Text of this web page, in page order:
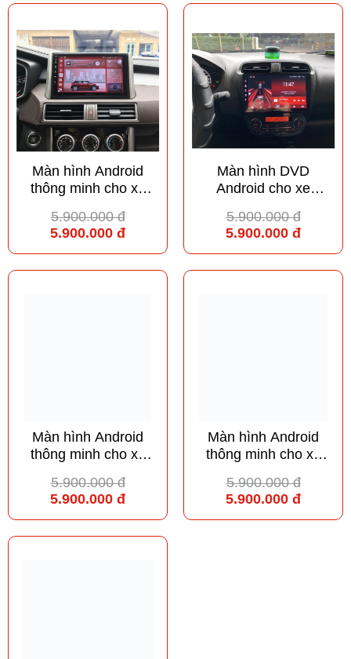
Màn hình Android
thông minh cho xe
5.900.000 đ
5.900.000 đ
Màn hình DVD
Android cho xe
5.900.000 đ
5.900.000 đ
Màn hình Android
thông minh cho xe
5.900.000 đ
5.900.000 đ
Màn hình Android
thông minh cho xe
Sport
5.900.000 đ
5.900.000 đ